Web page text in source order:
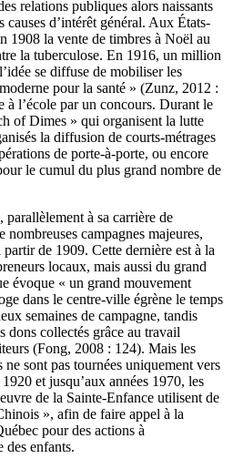
relations publiques alors naissants
d’intérêt général. Aux États-
1908 la vente de timbres à Noël au
la tuberculose. En 1916, un million
se diffuse de mobiliser les
pour la santé » (Zunz, 2012 :
à l’école par un concours. Durant le
of Dimes » qui organisent la lutte
la diffusion de courts-métrages
de porte-à-porte, ou encore
le cumul du plus grand nombre de
à sa carrière de
campagnes majeures,
de 1909. Cette dernière est à la
locaux, mais aussi du grand
évoque « un grand mouvement
dans le centre-ville égrène le temps
semaines de campagne, tandis
dons collectés grâce au travail
(Fong, 2008 : 124). Mais les
sont pas tournées uniquement vers
et jusqu’aux années 1970, les
de la Sainte-Enfance utilisent de
», afin de faire appel à la
pour des actions à
des enfants.